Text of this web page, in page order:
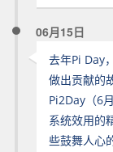
06月15日
去年Pi Day
做出贡献的
Pi2Day（6
系统效用的
些鼓舞人心